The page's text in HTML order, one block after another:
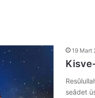
19 Mart
seâdet